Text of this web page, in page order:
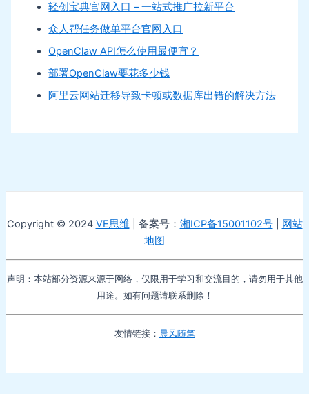
轻创宝典官网入口 – 一站式推广拉新平台
众人帮任务做单平台官网入口
OpenClaw API怎么使用最便宜？
部署OpenClaw要花多少钱
阿里云网站迁移导致卡顿或数据库出错的解决方法
Copyright © 2024 VE思维 | 备案号： 湘ICP备15001102号| 网站
地图
声明：本站部分资源来源于网络，仅限用于学习和交流目的，请勿用于其他
用途。如有问题请联系删除！
友情链接： 晨风随笔